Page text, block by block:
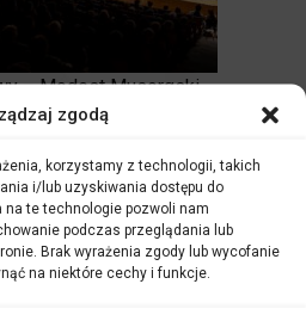
zgodą
korzystamy z technologii, takich
i/lub uzyskiwania dostępu do
te technologie pozwoli nam
podczas przeglądania lub
Brak wyrażenia zgody lub wycofanie
na niektóre cechy i funkcje.
– Modest Musorgski
rozpoczęła
Uwertura
Koziak, którego opolska
wcześniej poznać nie tylko
kursów muzycznych. Wraz
Symfonicznej Filharmonii